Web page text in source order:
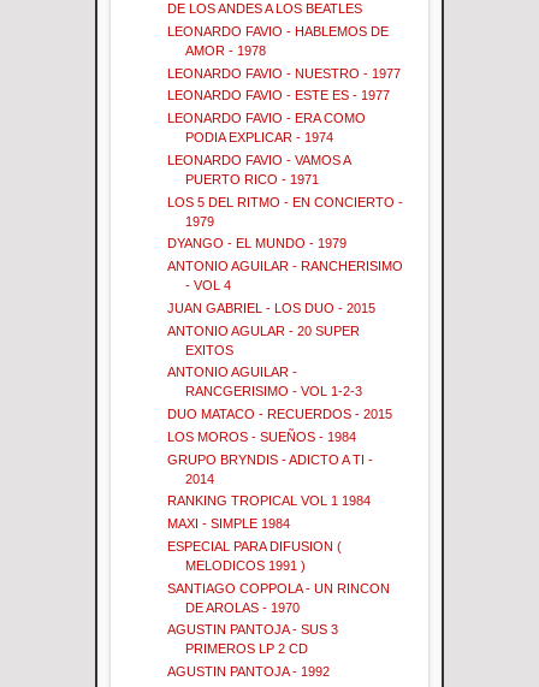
DE LOS ANDES A LOS BEATLES
LEONARDO FAVIO - HABLEMOS DE
AMOR - 1978
LEONARDO FAVIO - NUESTRO - 1977
LEONARDO FAVIO - ESTE ES - 1977
LEONARDO FAVIO - ERA COMO
PODIA EXPLICAR - 1974
LEONARDO FAVIO - VAMOS A
PUERTO RICO - 1971
LOS 5 DEL RITMO - EN CONCIERTO -
1979
DYANGO - EL MUNDO - 1979
ANTONIO AGUILAR - RANCHERISIMO
- VOL 4
JUAN GABRIEL - LOS DUO - 2015
ANTONIO AGULAR - 20 SUPER
EXITOS
ANTONIO AGUILAR -
RANCGERISIMO - VOL 1-2-3
DUO MATACO - RECUERDOS - 2015
LOS MOROS - SUEÑOS - 1984
GRUPO BRYNDIS - ADICTO A TI -
2014
RANKING TROPICAL VOL 1 1984
MAXI - SIMPLE 1984
ESPECIAL PARA DIFUSION (
MELODICOS 1991 )
SANTIAGO COPPOLA - UN RINCON
DE AROLAS - 1970
AGUSTIN PANTOJA - SUS 3
PRIMEROS LP 2 CD
AGUSTIN PANTOJA - 1992